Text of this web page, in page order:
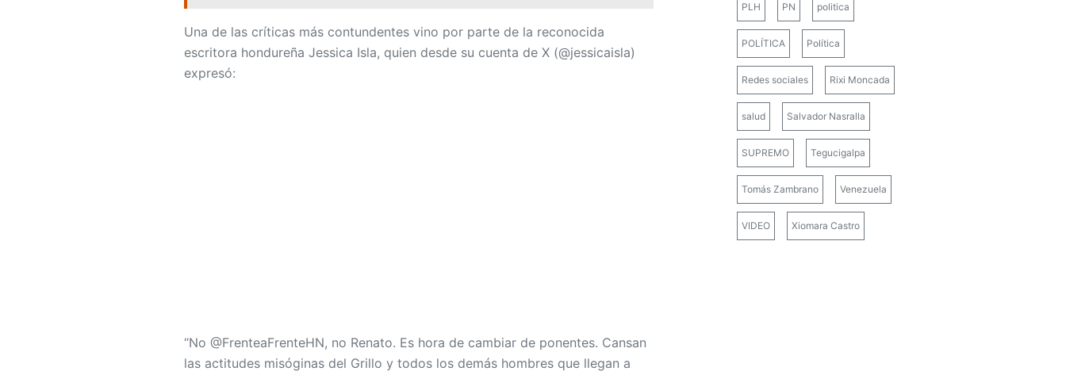
Una de las críticas más contundentes vino por parte de la reconocida
escritora hondureña Jessica Isla, quien desde su cuenta de X (@jessicaisla)
expresó:
“No @FrenteaFrenteHN, no Renato. Es hora de cambiar de ponentes. Cansan
las actitudes misóginas del Grillo y todos los demás hombres que llegan a
PLH PN politica
POLÍTICA Política
Redes sociales Rixi Moncada
salud Salvador Nasralla
SUPREMO Tegucigalpa
Tomás Zambrano Venezuela
VIDEO Xiomara Castro